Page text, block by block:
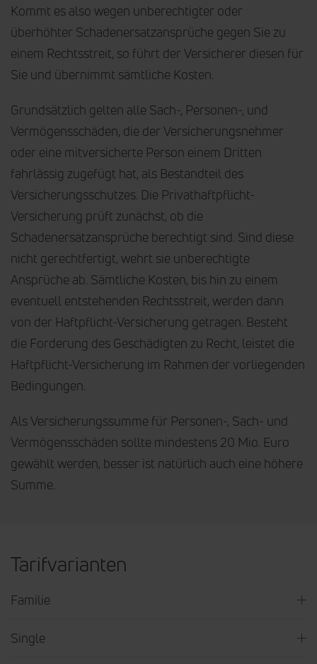
Kommt es also wegen unberechtigter oder
überhöhter Schadenersatzansprüche gegen Sie zu
einem Rechtsstreit, so führt der Versicherer diesen für
Sie und übernimmt sämtliche Kosten.
Grundsätzlich gelten alle Sach-, Personen-, und
Vermögensschäden, die der Versicherungsnehmer
oder eine mitversicherte Person einem Dritten
fahrlässig zugefügt hat, als Bestandteil des
Versicherungsschutzes. Die Privathaftpflicht-
Versicherung prüft zunächst, ob die
Schadenersatzansprüche berechtigt sind. Sind diese
nicht gerechtfertigt, wehrt sie unberechtigte
Ansprüche ab. Sämtliche Kosten, bis hin zu einem
eventuell entstehenden Rechtsstreit, werden dann
von der Haftpflicht-Versicherung getragen. Besteht
die Forderung des Geschädigten zu Recht, leistet die
Haftpflicht-Versicherung im Rahmen der vorliegenden
Bedingungen.
Als Versicherungssumme für Personen-, Sach- und
Vermögensschäden sollte mindestens 20 Mio. Euro
gewählt werden, besser ist natürlich auch eine höhere
Summe.
Tarifvarianten
Familie
Single